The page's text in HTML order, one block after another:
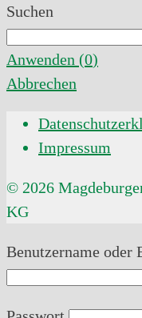
Suchen
Suchen
Anwenden (0)
Abbrechen
Impressum
© 2026
KG
Benutzername oder